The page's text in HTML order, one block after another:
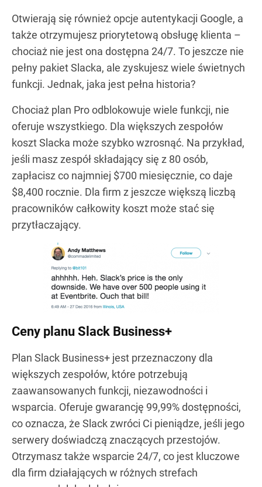
Otwierają się również opcje autentykacji Google, a
także otrzymujesz priorytetową obsługę klienta –
chociaż nie jest ona dostępna 24/7. To jeszcze nie
pełny pakiet Slacka, ale zyskujesz wiele świetnych
funkcji. Jednak, jaka jest pełna historia?
Chociaż plan Pro odblokowuje wiele funkcji, nie
oferuje wszystkiego. Dla większych zespołów
koszt Slacka może szybko wzrosnąć. Na przykład,
jeśli masz zespół składający się z 80 osób,
zapłacisz co najmniej $700 miesięcznie, co daje
$8,400 rocznie. Dla firm z jeszcze większą liczbą
pracowników całkowity koszt może stać się
przytłaczający.
Ceny planu Slack Business+
Plan Slack Business+ jest przeznaczony dla
większych zespołów, które potrzebują
zaawansowanych funkcji, niezawodności i
wsparcia. Oferuje gwarancję 99,99% dostępności,
co oznacza, że Slack zwróci Ci pieniądze, jeśli jego
serwery doświadczą znaczących przestojów.
Otrzymasz także wsparcie 24/7, co jest kluczowe
dla firm działających w różnych strefach